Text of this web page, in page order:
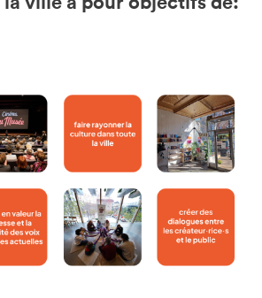
Fermer